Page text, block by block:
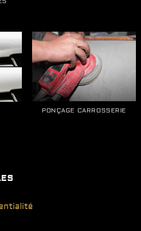
PONÇAGE CARROSSERIE